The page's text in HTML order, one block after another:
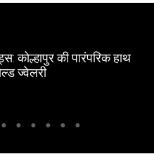
कोल्हापुर की पारंपरिक हाथ
ज्वेलरी